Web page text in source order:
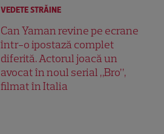
VEDETE STRĂINE
Can Yaman revine pe ecrane
într-o ipostază complet
diferită. Actorul joacă un
avocat în noul serial „Bro”,
filmat în Italia